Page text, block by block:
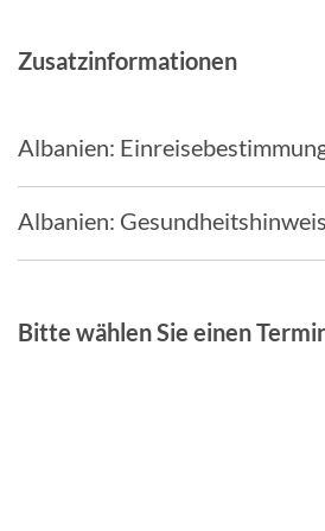
Zusatzinformationen
Albanien:
Albanien:
Bitte wählen Sie einen